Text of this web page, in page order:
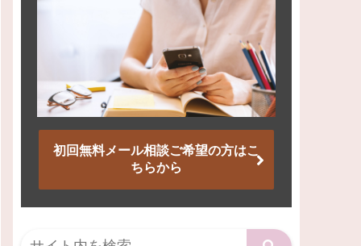
初回無料メール相談ご希望の方はこ
ちらから